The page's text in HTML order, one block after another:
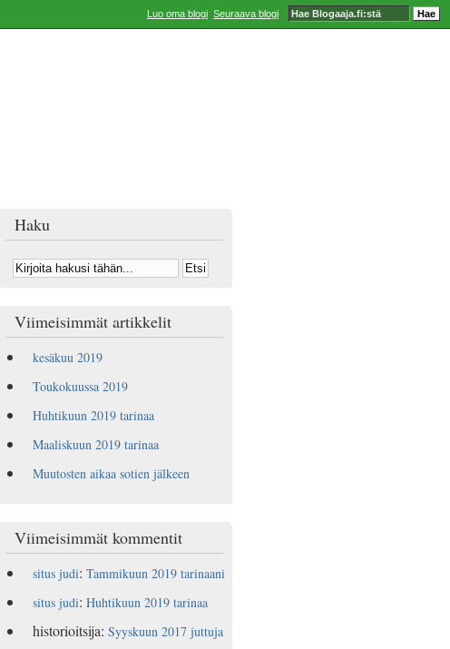
Haku
Viimeisimmät artikkelit
kesäkuu 2019
Toukokuussa 2019
Huhtikuun 2019 tarinaa
Maaliskuun 2019 tarinaa
Muutosten aikaa sotien jälkeen
Viimeisimmät kommentit
situs judi: Tammikuun 2019 tarinaani
situs judi: Huhtikuun 2019 tarinaa
historioitsija: Syyskuun 2017 juttuja
Luo oma blogi Seuraava blogi